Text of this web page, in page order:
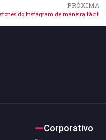
PRÓXIMA
do Instagram de maneira fácil!
Corporativo